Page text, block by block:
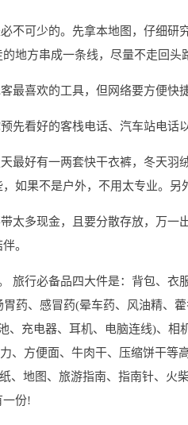
不可少的。先拿本地图，仔细
地方串成一条线，尽量不走回头
最喜欢的工具，但网络要方便快
先看好的客栈电话、汽车站电话
最好有一两套快干衣裤，冬天
如果不是户外，不用太专业。另
太多现金，且要分散存放，万
。
旅行必备品四大件是：背包、
胃药、感冒药(晕车药、风油精、
、充电器、耳机、电脑连线)、
、方便面、牛肉干、压缩饼干
、地图、旅游指南、指南针、
一份!